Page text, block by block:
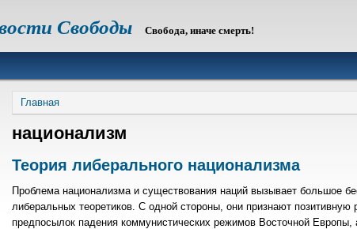
Свободы Свобода, иначе смерть!
Строка
навигации
Главная
национализм
Теория либерального национализма
Проблема национализма и существования наций вызывает большое
либеральных теоретиков. С одной стороны, они признают позитивную
предпосылок падения коммунистических режимов Восточной Европы,